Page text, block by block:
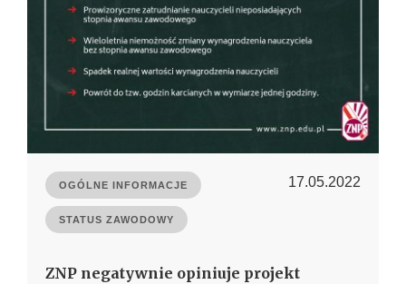
OGÓLNE INFORMACJE
STATUS ZAWODOWY
17.05.2022
ZNP negatywnie opiniuje projekt